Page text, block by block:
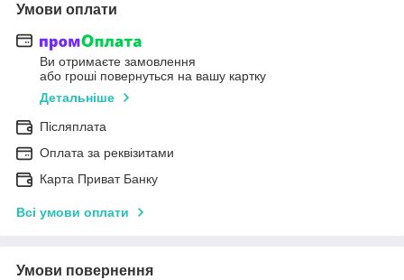
Умови оплати
Ви отримаєте замовлення
або гроші повернуться на вашу картку
Детальніше
Післяплата
Оплата за реквізитами
Карта Приват Банку
Всі умови оплати
Умови повернення